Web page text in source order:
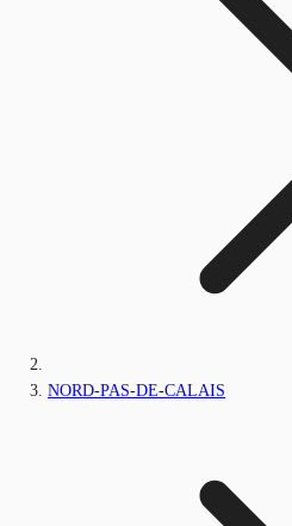
NORD-PAS-DE-CALAIS